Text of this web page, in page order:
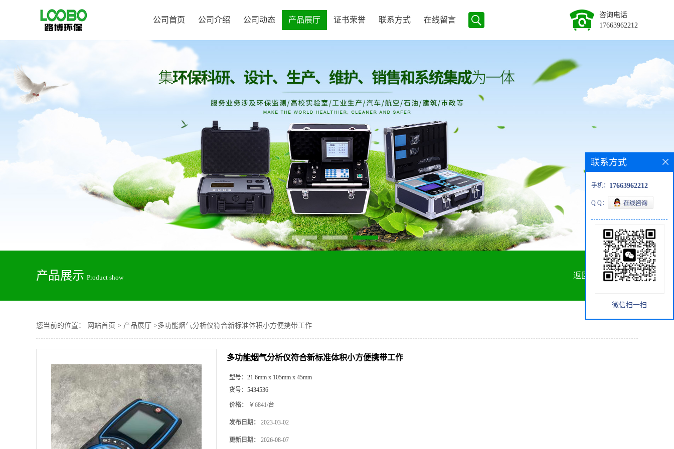
公司首页 公司介绍 公司动态 产品展厅 证书荣誉 联系方式 在线留言
咨询电话
17663962212
产品展示 Product show 返回首页
您当前的位置： 网站首页 > 产品展厅 >多功能烟气分析仪符合新标准体积小方便携带工作
多功能烟气分析仪符合新标准体积小方便携带工作
型号： 21 6mm x 105mm x 45mm
货号： 5434536
价格： ￥6841/台
发布日期： 2023-03-02
更新日期： 2026-08-07
联系方式
手机： 17663962212
Q Q：
微信扫一扫